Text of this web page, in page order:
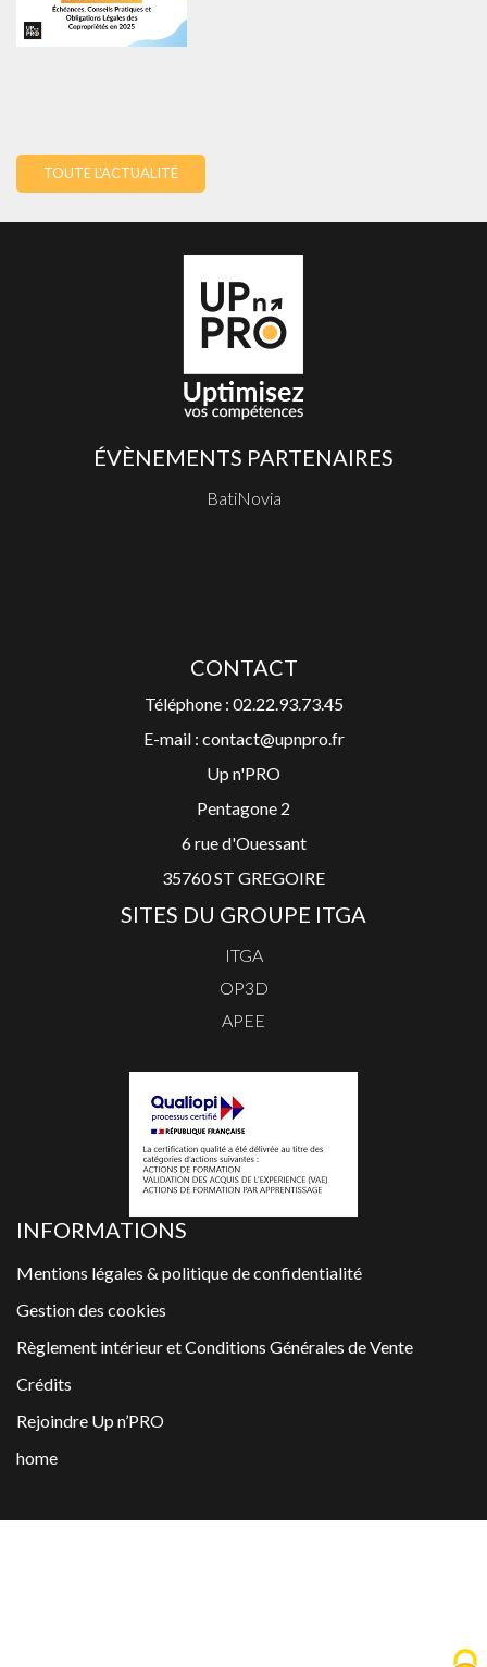
TOUTE L'ACTUALITÉ
ÉVÈNEMENTS PARTENAIRES
BatiNovia
CONTACT
Téléphone : 02.22.93.73.45
E-mail : contact@upnpro.fr
Up n'PRO
Pentagone 2
6 rue d'Ouessant
35760 ST GREGOIRE
SITES DU GROUPE ITGA
ITGA
OP3D
APEE
INFORMATIONS
Mentions légales & politique de confidentialité
Gestion des cookies
Règlement intérieur et Conditions Générales de Vente
Crédits
Rejoindre Up n’PRO
home